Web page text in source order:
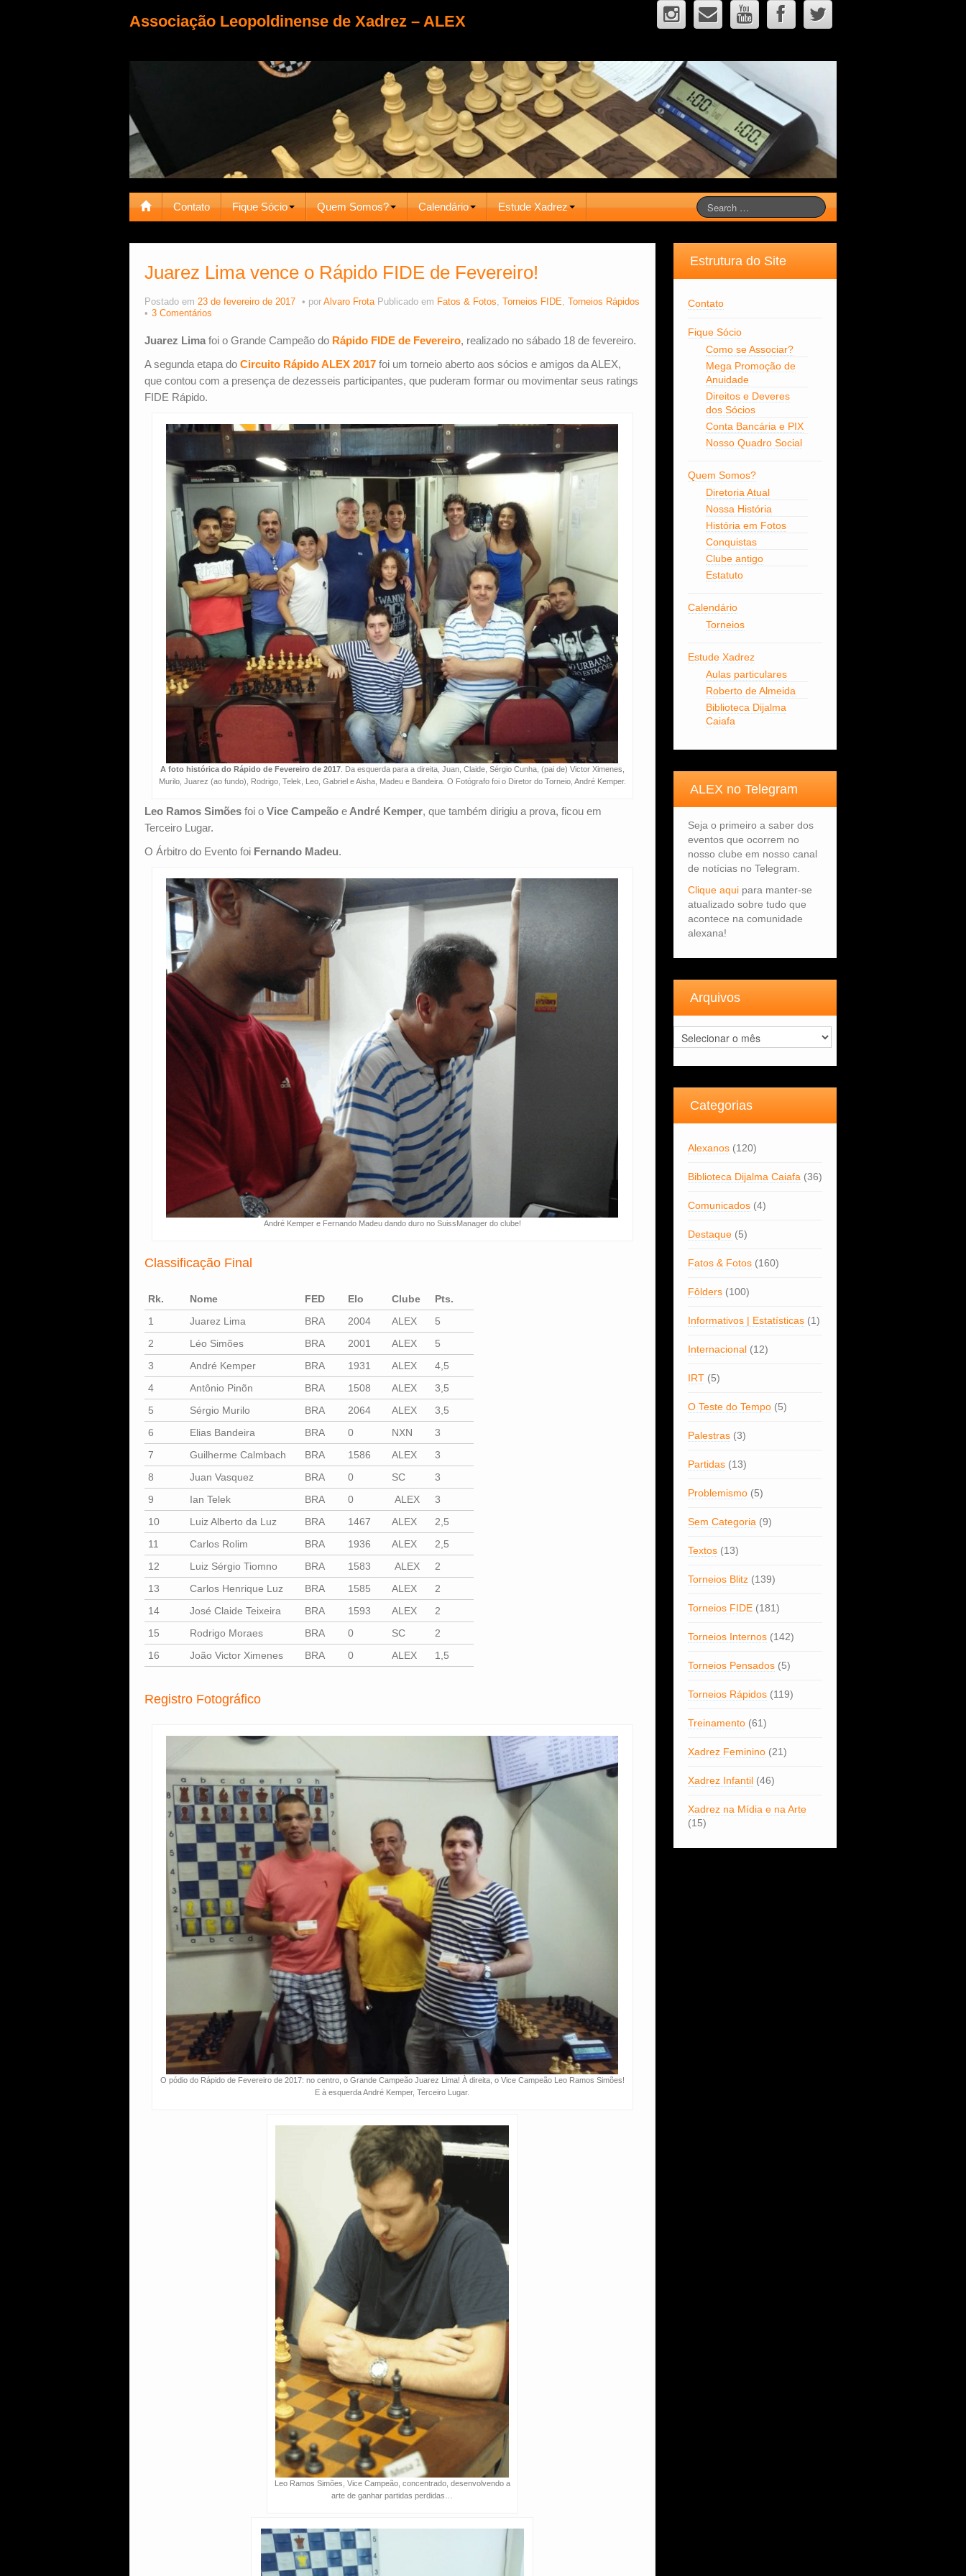
Associação Leopoldinense de Xadrez – ALEX
Contato Fique Sócio Quem Somos? Calendário Estude Xadrez
Juarez Lima vence o Rápido FIDE de Fevereiro!
Postado em 23 de fevereiro de 2017 por Alvaro Frota Publicado em Fatos & Fotos, Torneios FIDE,
Torneios Rápidos
3 Comentários
Juarez Lima foi o Grande Campeão do Rápido FIDE de Fevereiro, realizado no sábado 18 de fevereiro.
A segunda etapa do Circuito Rápido ALEX 2017 foi um torneio aberto aos sócios e amigos da ALEX,
que contou com a presença de dezesseis participantes, que puderam formar ou movimentar seus ratings
FIDE Rápido.
A foto histórica do Rápido de Fevereiro de 2017. Da esquerda para a direita, Juan, Claide, Sérgio Cunha, (pai de) Victor Ximenes,
Murilo, Juarez (ao fundo), Rodrigo, Telek, Leo, Gabriel e Aisha, Madeu e Bandeira. O Fotógrafo foi o Diretor do Torneio, André Kemper.
Leo Ramos Simões foi o Vice Campeão e André Kemper, que também dirigiu a prova, ficou em
Terceiro Lugar.
O Árbitro do Evento foi Fernando Madeu.
André Kemper e Fernando Madeu dando duro no SuissManager do clube!
Classificação Final
Rk. Nome FED Elo Clube
Pts.
1
Juarez Lima BRA 2004 ALEX
5
2
Léo Simões BRA 2001 ALEX
5
3
André Kemper BRA 1931 ALEX
4,5
4
Antônio Pinõn BRA 1508 ALEX
3,5
5
Sérgio Murilo BRA 2064 ALEX
3,5
6
Elias Bandeira BRA 0 NXN
3
7
Guilherme Calmbach BRA 1586 ALEX
3
8
Juan Vasquez BRA 0 SC
3
9
Ian Telek BRA 0 ALEX
3
10
Luiz Alberto da Luz BRA 1467 ALEX
2,5
11
Carlos Rolim BRA 1936 ALEX
2,5
12
Luiz Sérgio Tiomno BRA 1583 ALEX
2
13
Carlos Henrique Luz BRA 1585 ALEX
2
14
José Claide Teixeira BRA 1593 ALEX
2
15
Rodrigo Moraes BRA 0 SC
2
16
João Victor Ximenes BRA 0 ALEX 1,5
Registro Fotográfico
O pódio do Rápido de Fevereiro de 2017: no centro, o Grande Campeão Juarez Lima! À direita, o Vice Campeão Leo Ramos Simões!
E à esquerda André Kemper, Terceiro Lugar.
Leo Ramos Simões, Vice Campeão, concentrado, desenvolvendo a
arte de ganhar partidas perdidas…
Estrutura do Site
Contato
Fique Sócio
Como se Associar?
Mega Promoção de
Anuidade
Direitos e Deveres
dos Sócios
Conta Bancária e PIX
Nosso Quadro Social
Quem Somos?
Diretoria Atual
Nossa História
História em Fotos
Conquistas
Clube antigo
Estatuto
Calendário
Torneios
Estude Xadrez
Aulas particulares
Roberto de Almeida
Biblioteca Dijalma
Caiafa
ALEX no Telegram
Seja o primeiro a saber dos
eventos que ocorrem no
nosso clube em nosso canal
de notícias no Telegram.
Clique aquipara manter-se
atualizado sobre tudo que
acontece na comunidade
alexana!
Arquivos
Arquivos
Categorias
Alexanos(120)
Biblioteca Dijalma Caiafa(36)
Comunicados(4)
Destaque(5)
Fatos & Fotos(160)
Fôlders(100)
Informativos | Estatísticas(1)
Internacional(12)
IRT(5)
O Teste do Tempo(5)
Palestras(3)
Partidas(13)
Problemismo(5)
Sem Categoria(9)
Textos(13)
Torneios Blitz(139)
Torneios FIDE(181)
Torneios Internos(142)
Torneios Pensados(5)
Torneios Rápidos(119)
Treinamento(61)
Xadrez Feminino(21)
Xadrez Infantil(46)
Xadrez na Mídia e na Arte
(15)